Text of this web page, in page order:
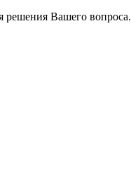
решения Вашего вопроса.